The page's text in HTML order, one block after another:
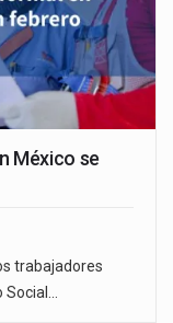
México se
trabajadores